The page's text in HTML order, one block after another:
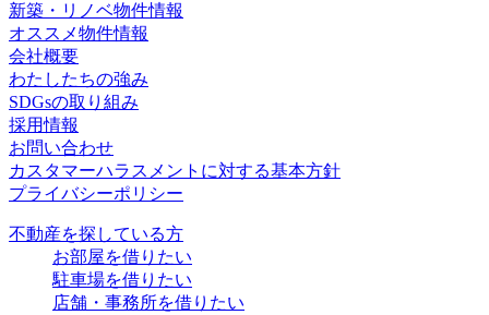
新築・リノベ物件情報
オススメ物件情報
会社概要
わたしたちの強み
SDGsの取り組み
採用情報
お問い合わせ
カスタマーハラスメントに対する基本方針
プライバシーポリシー
不動産を探している方
お部屋を借りたい
駐車場を借りたい
店舗・事務所を借りたい